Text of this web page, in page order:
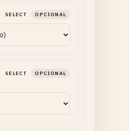
SELECT OPCIONAL
SELECT OPCIONAL